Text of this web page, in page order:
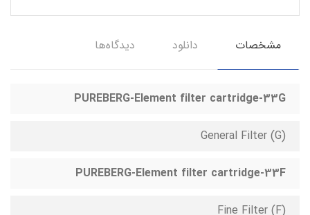
مشخصات دانلود دیدگاه‌ها
PUREBERG-Element filter cartridge-33G
(G) General Filter
PUREBERG-Element filter cartridge-33F
(Fine Filter (F